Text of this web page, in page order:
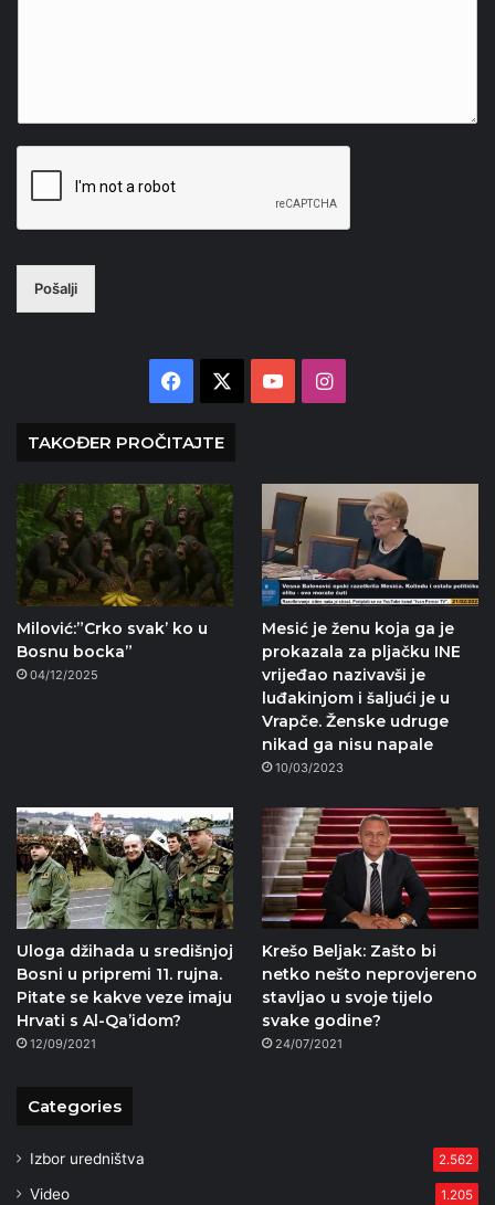
Pošalji
Facebook YouTubeInstagram
TAKOĐER PROČITAJTE
Milović:”Crko svak’ ko u
Bosnu bocka”
04/12/2025
Mesić je ženu koja ga je
prokazala za pljačku INE
vrijeđao nazivavši je
luđakinjom i šaljući je u
Vrapče. Ženske udruge
nikad ga nisu napale
10/03/2023
Uloga džihada u središnjoj
Bosni u pripremi 11. rujna.
Pitate se kakve veze imaju
Hrvati s Al-Qa’idom?
12/09/2021
Krešo Beljak: Zašto bi
netko nešto neprovjereno
stavljao u svoje tijelo
svake godine?
24/07/2021
Categories
Izbor uredništva 2.562
Video 1.205